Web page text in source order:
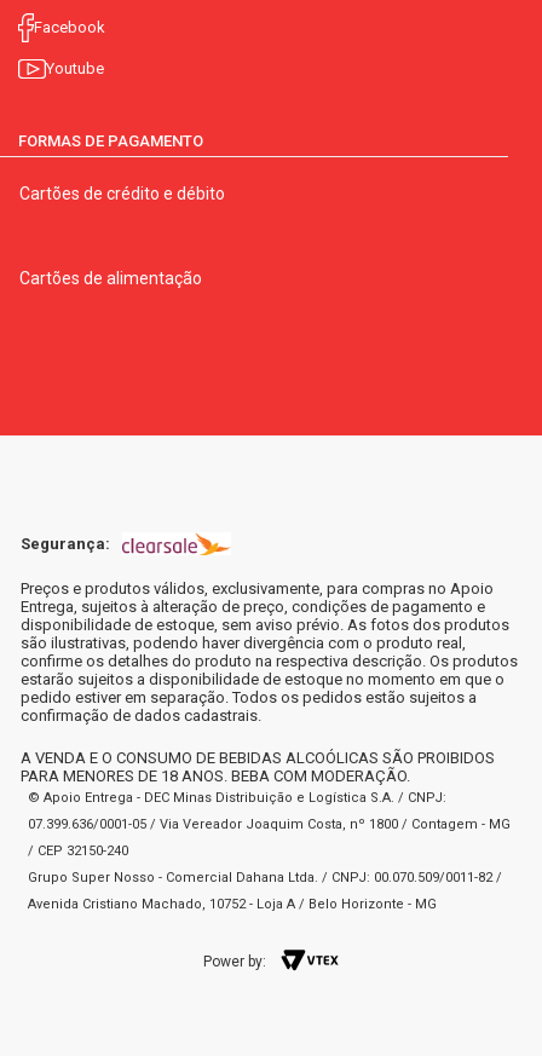
Facebook
Youtube
FORMAS DE PAGAMENTO
Cartões de crédito e débito
Cartões de alimentação
Segurança:
Preços e produtos válidos, exclusivamente, para compras no Apoio
Entrega, sujeitos à alteração de preço, condições de pagamento e
disponibilidade de estoque, sem aviso prévio. As fotos dos produtos
são ilustrativas, podendo haver divergência com o produto real,
confirme os detalhes do produto na respectiva descrição. Os produtos
estarão sujeitos a disponibilidade de estoque no momento em que o
pedido estiver em separação. Todos os pedidos estão sujeitos a
confirmação de dados cadastrais.
A VENDA E O CONSUMO DE BEBIDAS ALCOÓLICAS SÃO PROIBIDOS
PARA MENORES DE 18 ANOS. BEBA COM MODERAÇÃO.
© Apoio Entrega - DEC Minas Distribuição e Logística S.A. / CNPJ:
07.399.636/0001-05 / Via Vereador Joaquim Costa, nº 1800 / Contagem - MG
/ CEP 32150-240
Grupo Super Nosso - Comercial Dahana Ltda. / CNPJ: 00.070.509/0011-82 /
Avenida Cristiano Machado, 10752 - Loja A / Belo Horizonte - MG
Power by: